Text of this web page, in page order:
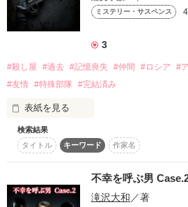
ご理解頂けない場合は、予告なしに消
通報する可能性もあります。
修正・完結・2019.10.11。
     すべてをくれました…
ミステリー・サスペンス
3
#殺し屋 #過去 #記憶喪失 #仲間 #ロシア #
#友情 #特殊部隊 #完結済み
表紙を見る
男の名は、滝沢大和。
過去を持たず、感情を持たず、ただ依
『殺戮マシーン』。
第一作『RIKA』で、彼は一人の女の運
だが、彼自身のことは、誰も知らない。
検索結果
タイトル
キーワード 作家名
不幸を呼ぶ男
滝沢大和／著